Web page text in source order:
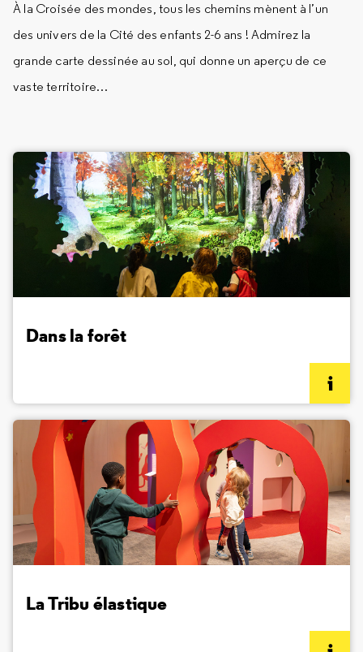
À la Croisée des mondes, tous les chemins mènent à l’un
des univers de la Cité des enfants 2-6 ans ! Admirez la
grande carte dessinée au sol, qui donne un aperçu de ce
vaste territoire…
Dans la forêt
La Tribu élastique